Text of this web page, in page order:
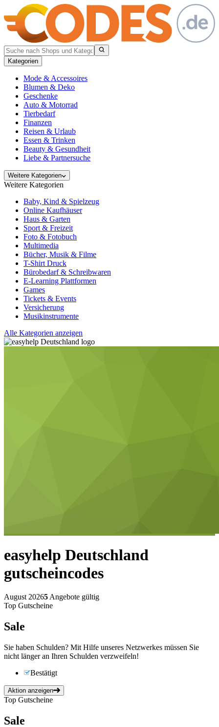
Kategorien
Mode & Accessoires
Blumen & Deko
Geschenke
Auto & Motorrad
Tierbedarf
Finanzen
Reisen & Urlaub
Essen & Trinken
Beauty & Gesundheit
Liebe & Partnersuche
Weitere Kategorien
Weitere Kategorien
Baby, Kind & Spielzeug
Online Kaufhäuser
Haus & Garten
Sport & Freizeit
Foto & Fotobuch
Multimedia
Bücher, Musik & Filme
T-Shirt Druck
Bürobedarf & Schreibwaren
E-Learning Plattformen
Games
Tickets & Events
Versicherung
Musikinstrumente
Alle Kategorien anzeigen
easyhelp Deutschland
gutscheincodes
August 20265Angebote gültig
Top Gutscheine
Sale
Sie haben Schulden? Mit Hilfe unseres Netzwerkes müssen Sie
nicht länger an Ihren Schulden verzweifeln!
Bestätigt
Aktion anzeigen
Top Gutscheine
Sale